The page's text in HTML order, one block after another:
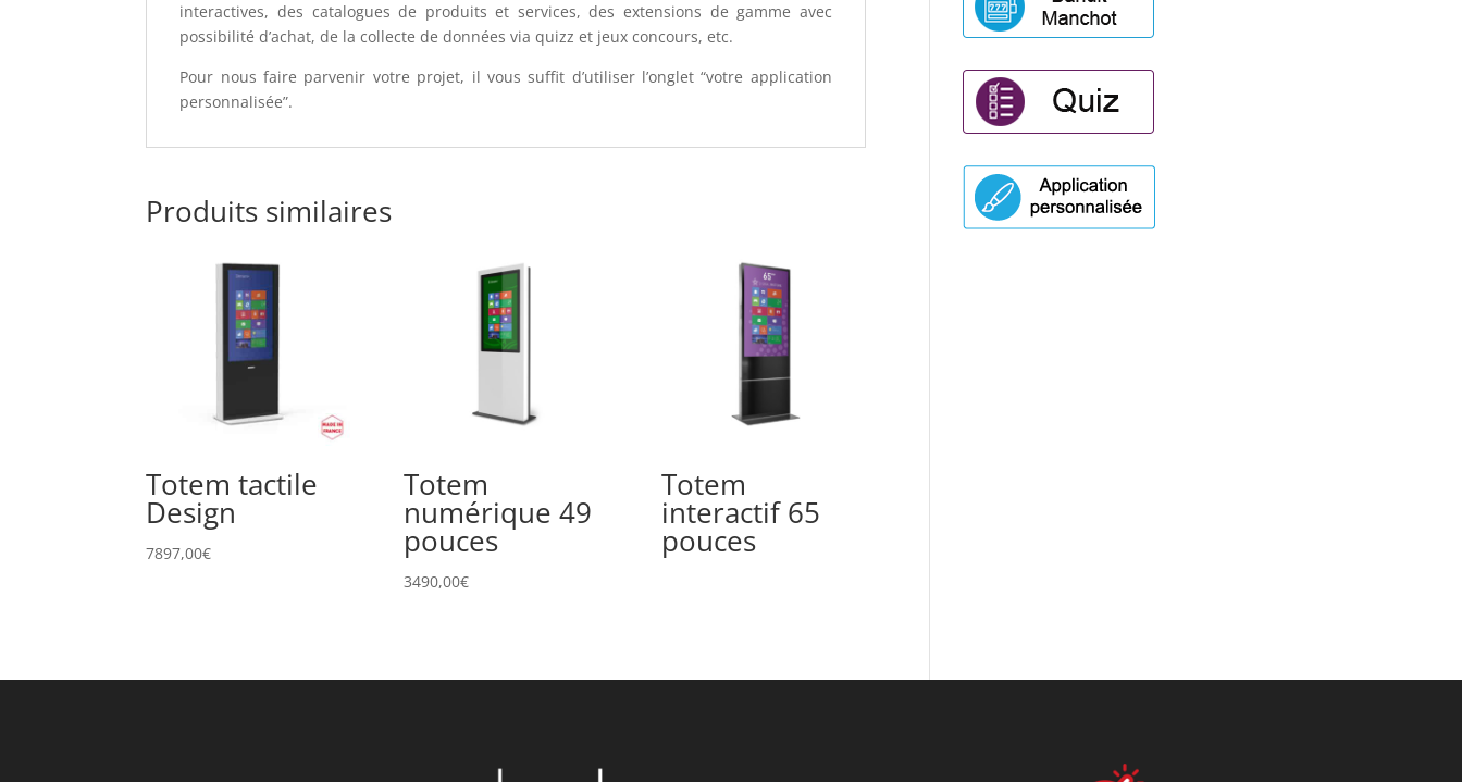
interactives, des catalogues de produits et services, des extensions de gamme avec
possibilité d’achat, de la collecte de données via quizz et jeux concours, etc.
Pour nous faire parvenir votre projet, il vous suffit d’utiliser l’onglet “votre application
personnalisée”.
Produits similaires
Totem tactile
Design
7897,00€
Totem
numérique 49
pouces
3490,00€
Totem
interactif 65
pouces